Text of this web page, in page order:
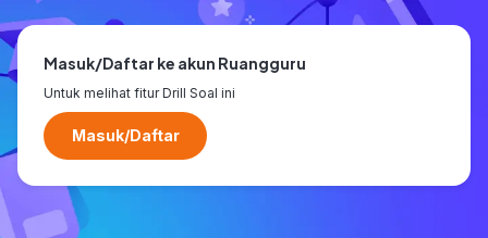
Masuk/Daftar ke akun Ruangguru
Untuk melihat fitur Drill Soal ini
Masuk/Daftar